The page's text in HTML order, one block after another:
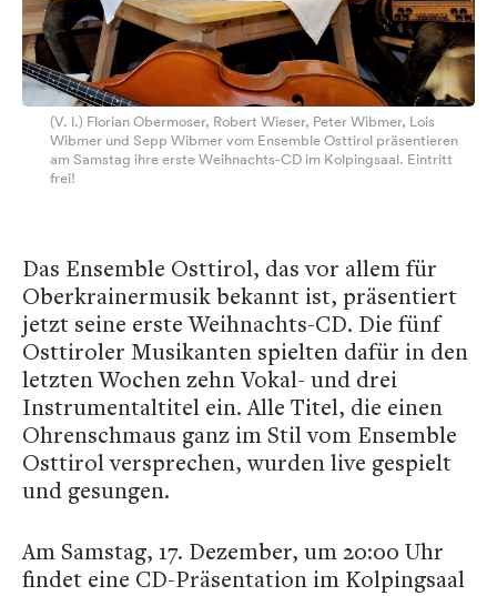
(V. l.) Florian Obermoser, Robert Wieser, Peter Wibmer, Lois
Wibmer und Sepp Wibmer vom Ensemble Osttirol präsentieren
am Samstag ihre erste Weihnachts-CD im Kolpingsaal. Eintritt
frei!
Das Ensemble Osttirol, das vor allem für
Oberkrainermusik bekannt ist, präsentiert
jetzt seine erste Weihnachts-CD. Die fünf
Osttiroler Musikanten spielten dafür in den
letzten Wochen zehn Vokal- und drei
Instrumentaltitel ein. Alle Titel, die einen
Ohrenschmaus ganz im Stil vom Ensemble
Osttirol versprechen, wurden live gespielt
und gesungen.
Am Samstag, 17. Dezember, um 20:00 Uhr
findet eine CD-Präsentation im Kolpingsaal